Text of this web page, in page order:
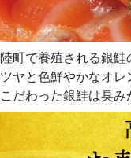
町で養殖される銀鮭
ヤと色鮮やかなオレ
だわった銀鮭は臭